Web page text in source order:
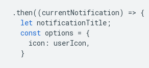
. then((currentNotification) => {
let notificationTitle ;
const options = {
icon : userIcon,
}